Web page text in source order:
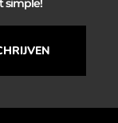
simple!